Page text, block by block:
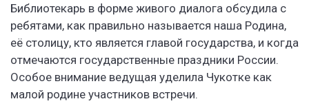
Библиотекарь в форме живого диалога обсудила с
ребятами, как правильно называется наша Родина,
её столицу, кто является главой государства, и когда
отмечаются государственные праздники России.
Особое внимание ведущая уделила Чукотке как
малой родине участников встречи.